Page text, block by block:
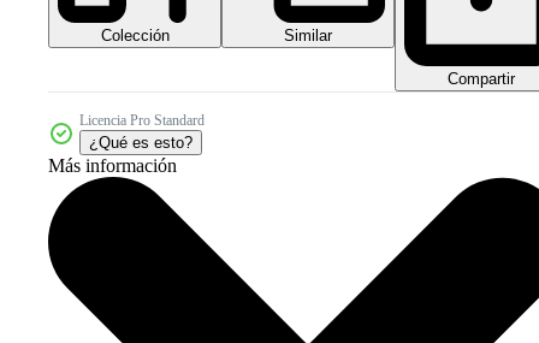
Colección Similar
Compartir
Licencia Pro Standard
¿Qué es esto?
Más información